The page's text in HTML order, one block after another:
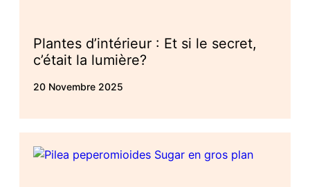
Plantes d’intérieur : Et si le secret,
c’était la lumière?
20 Novembre 2025